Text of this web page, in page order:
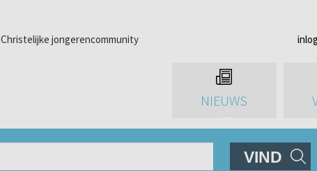
Christelijke jongerencommunity
NIEUWS
VIND